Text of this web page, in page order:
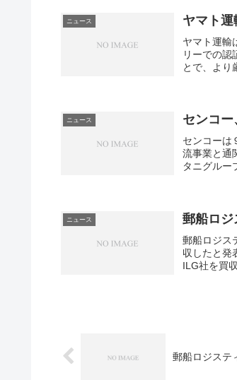
ニュース ヤマト
ヤマト運輸
リーでの認
とで、より
ニュース センコ
センコーは
流事業と通
タニグルー
ニュース 郵船ロジ
郵船ロジス
収したと発
ILG社を買
郵船ロジステ